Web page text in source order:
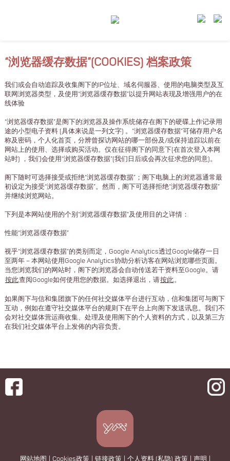
“浏览器缓存数据”(COOKIES) 档案政策
我们或会自动追踪及收集阁下的IP位址、域名伺服器、使用的电脑类型及互
联网浏览器类型，及使用“浏览器缓存数据”以提升网站表现及增强用户的在
线体验
“浏览器缓存数据”是阁下的浏览器及操作系统储存在阁下的硬碟上作记录用
途的小型电子资料 (具体来说是一列文字) 。“浏览器缓存数据”可储存用户名
称及密码，个人化首页，分辨曾探访网站的哪一部份及/或保持追踪以前在
网站上的使用、选择或购买活动。仅在征得阁下的同意下(在首次登入本网
站时) ，我们会使用“浏览器缓存数据”(我们日后或会再次征求您的同意)。
阁下随时可选择接受或拒绝“浏览器缓存数据”；阁下电脑上的浏览器通常最
初设定为接受“浏览器缓存数据”。然而，阁下可选择拒绝“浏览器缓存数据”
并继续浏览网站。
下列是本网站使用的个别“浏览器缓存数据”及使用目的之详情：
性能“浏览器缓存数据”
视乎“浏览器缓存数据”的类别而定，Google Analytics透过Google储存一日
至两年－本网站使用Google Analytics协助分析访客在网站浏览哪些页面。
当您浏览我们的网站时，阁下的浏览器会自动传送若干资料至Google。请
按此查阅Google如何使用您的数据。如选择退出，请按此。
如果阁下与信和集团旗下的任何社交媒体平台进行互动，信和集团可与阁下
互动，例如在遵守社交媒体平台的规则下在平台上向阁下发送讯息。我们不
会对社交媒体营运商收集、处理及使用阁下的个人资料的方式，以及第三方
在我们社交媒体平台上发佈的内容负责。
网站地图 Cookies政策 链接政策 个人资料 (私隐) 政策 声明